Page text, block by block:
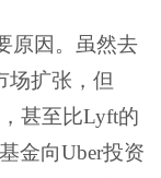
因。虽然去
场扩张，但
甚至比Lyft的
金向Uber投资